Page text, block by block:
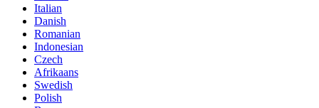
Italian
Danish
Romanian
Indonesian
Czech
Afrikaans
Swedish
Polish